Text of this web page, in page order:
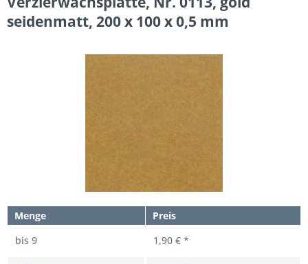
seidenmatt, 200 x 100 x 0,5 mm
Menge
Preis
bis 9 1,90 € *